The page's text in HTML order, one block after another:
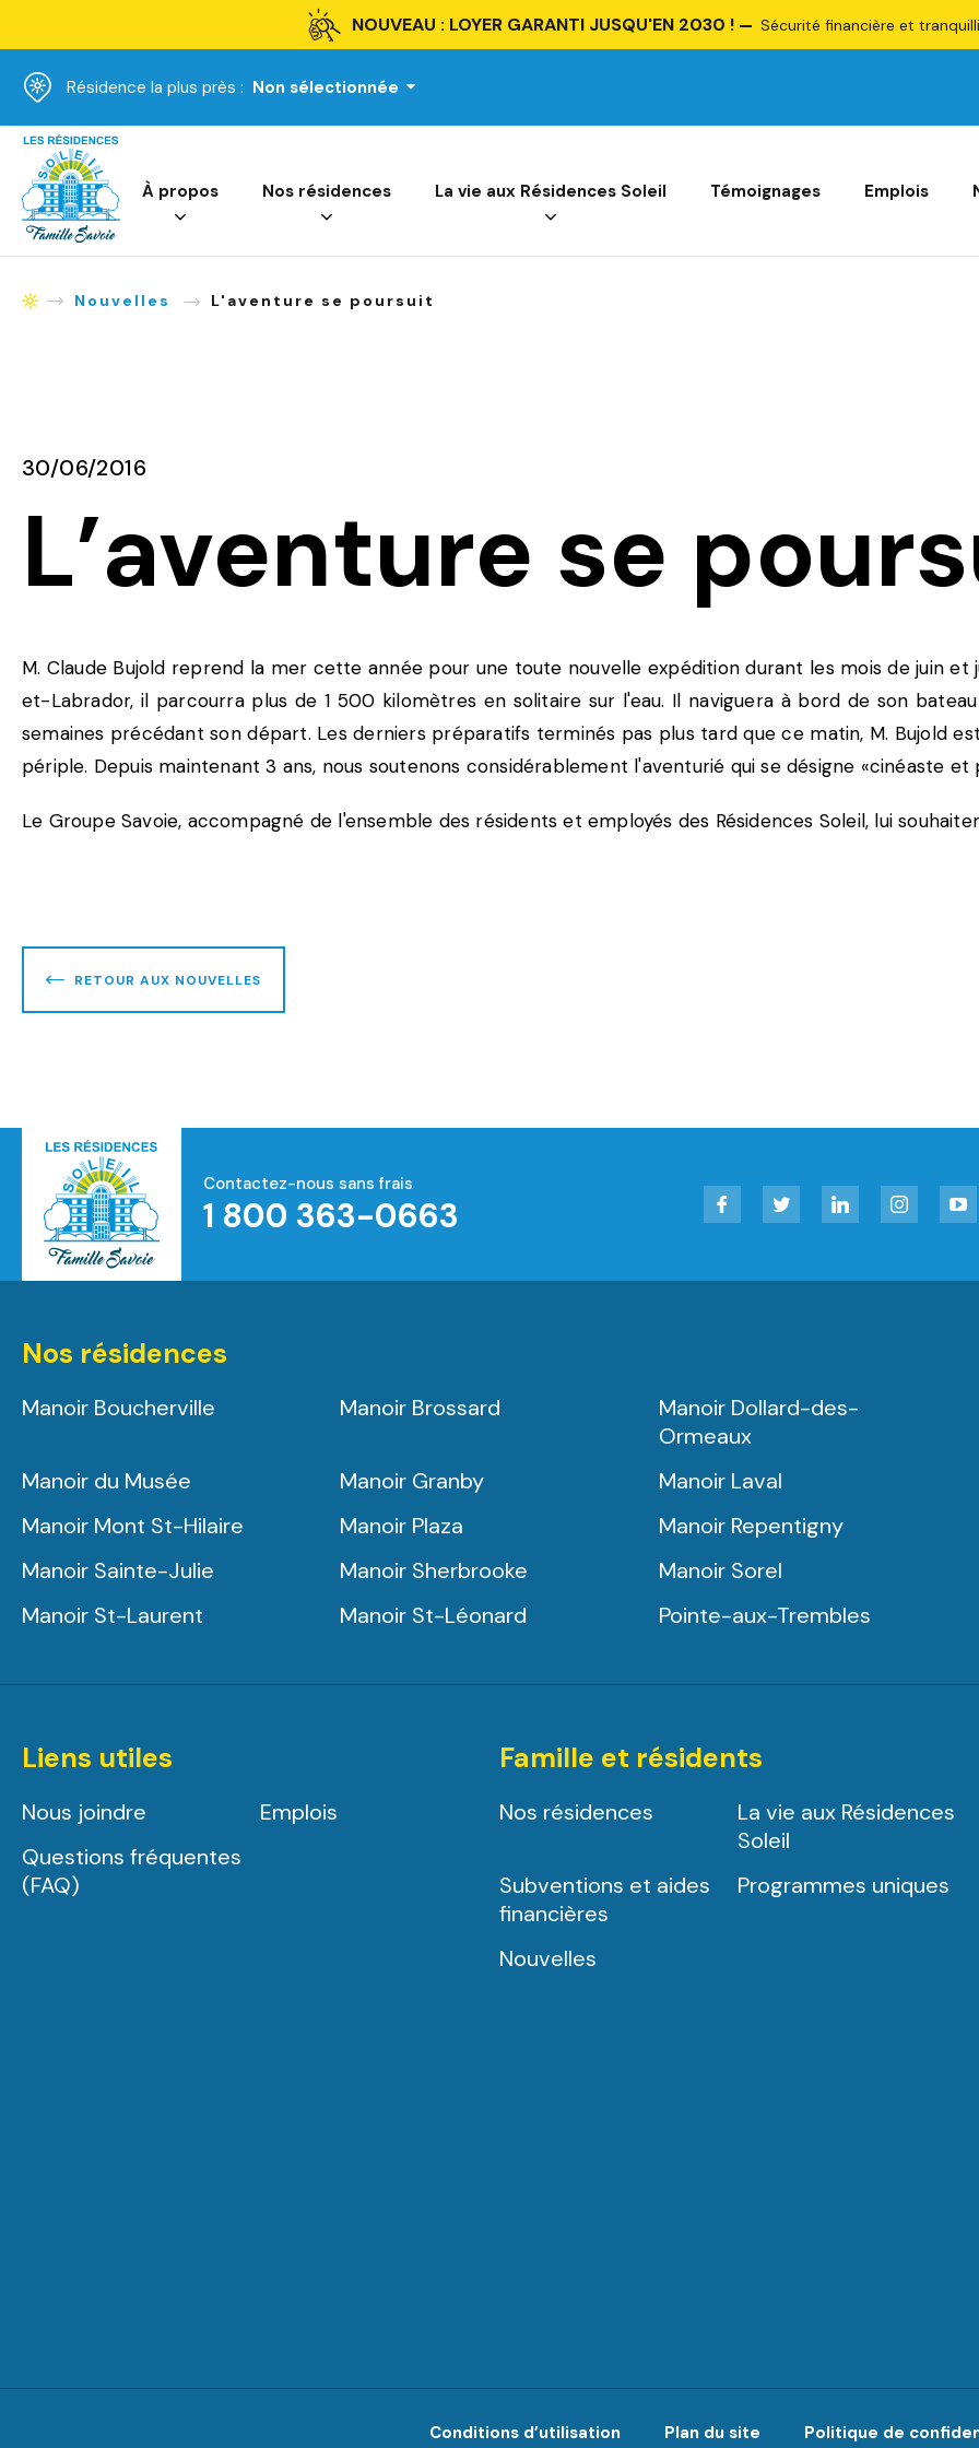
NOUVEAU : LOYER GARANTI JUSQU'EN 2030 ! Sécurité financière et
Résidence la plus près : Non sélectionnée
Accueil
À propos Nos résidences La vie aux Résidences Soleil Témoignages Emplois
AccueilNouvelles L'aventure se poursuit
30/06/2016
L’aventure se
M. Claude Bujold reprend la mer cette année pour une toute nouvelle expédition durant les mois de juin
et-Labrador, il parcourra plus de 1 500 kilomètres en solitaire sur l'eau. Il naviguera à bord de son
semaines précédant son départ. Les derniers préparatifs terminés pas plus tard que ce matin, M. Bujold
périple. Depuis maintenant 3 ans, nous soutenons considérablement l'aventurié qui se désigne «cinéaste
Le Groupe Savoie, accompagné de l'ensemble des résidents et employés des Résidences Soleil, lui
RETOUR AUX NOUVELLES
Accueil
Contactez-nous sans frais
1 800 363-0663
Facebook Twitter LinkedIn Instagram
Nos résidences
Manoir Boucherville Manoir Brossard
Manoir Dollard-des-
Ormeaux
Manoir du Musée
Manoir Granby
Manoir Laval
Manoir Mont St-Hilaire
Manoir Plaza
Manoir Repentigny
Manoir Sainte-Julie
Manoir Sherbrooke
Manoir Sorel
Manoir St-Laurent
Manoir St-Léonard Pointe-aux-Trembles
Liens utiles
Nous joindre
Emplois
Questions fréquentes
(FAQ)
Famille et résidents
Nos résidences
La vie aux Résidences
Soleil
Subventions et aides
financières
Programmes uniques
Nouvelles
Conditions d’utilisation Plan du site Politique de